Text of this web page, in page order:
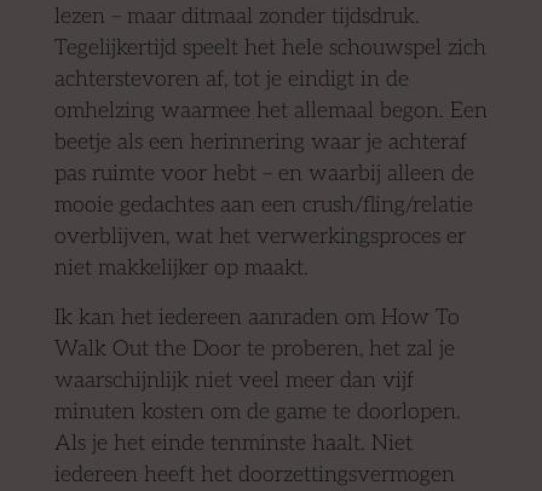
lezen – maar ditmaal zonder tijdsdruk.
Tegelijkertijd speelt het hele schouwspel zich
achterstevoren af, tot je eindigt in de
omhelzing waarmee het allemaal begon. Een
beetje als een herinnering waar je achteraf
pas ruimte voor hebt – en waarbij alleen de
mooie gedachtes aan een crush/fling/relatie
overblijven, wat het verwerkingsproces er
niet makkelijker op maakt.
Ik kan het iedereen aanraden om How To
Walk Out the Door te proberen, het zal je
waarschijnlijk niet veel meer dan vijf
minuten kosten om de game te doorlopen.
Als je het einde tenminste haalt. Niet
iedereen heeft het doorzettingsvermogen